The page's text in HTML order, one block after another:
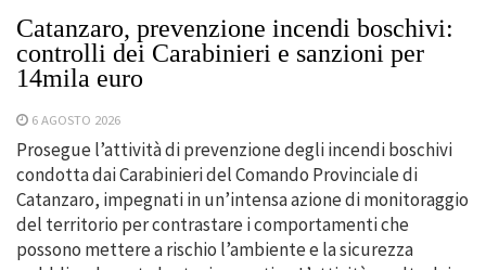
Catanzaro, prevenzione incendi boschivi:
controlli dei Carabinieri e sanzioni per
14mila euro
6 AGOSTO 2026
Prosegue l’attività di prevenzione degli incendi boschivi
condotta dai Carabinieri del Comando Provinciale di
Catanzaro, impegnati in un’intensa azione di monitoraggio
del territorio per contrastare i comportamenti che
possono mettere a rischio l’ambiente e la sicurezza